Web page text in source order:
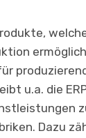
u.a. die
Dazu